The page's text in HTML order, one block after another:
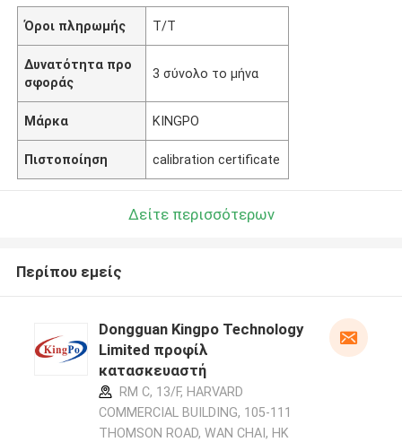
Όροι πληρωμής T/T
Δυνατότητα προ
σφοράς
3 σύνολο το μήνα
Μάρκα KINGPO
Πιστοποίηση calibration certificate
Δείτε περισσότερων
Περίπου εμείς
Dongguan Kingpo Technology
Limited προφίλ
κατασκευαστή
RM C, 13/F, HARVARD
COMMERCIAL BUILDING, 105-111
THOMSON ROAD, WAN CHAI, HK